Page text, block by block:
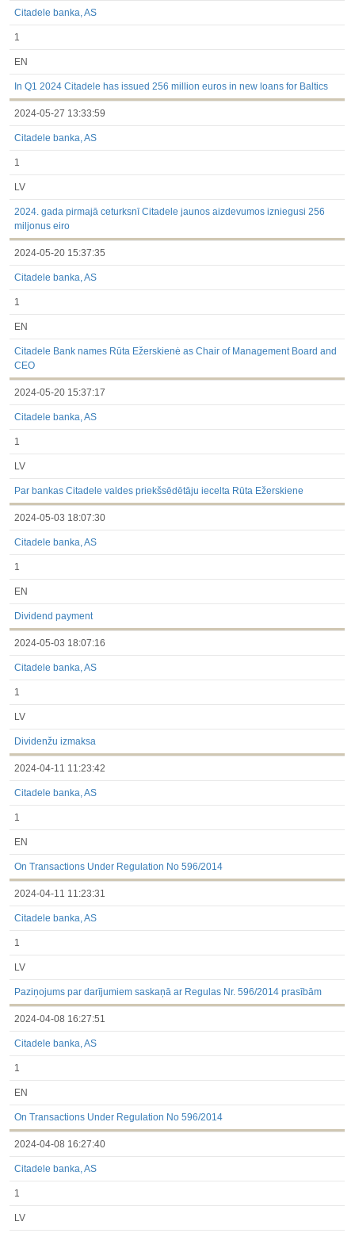
Citadele banka, AS
1
EN
In Q1 2024 Citadele has issued 256 million euros in new loans for Baltics
2024-05-27 13:33:59
Citadele banka, AS
1
LV
2024. gada pirmajā ceturksnī Citadele jaunos aizdevumos izniegusi 256
miljonus eiro
2024-05-20 15:37:35
Citadele banka, AS
1
EN
Citadele Bank names Rūta Ežerskienė as Chair of Management Board and
CEO
2024-05-20 15:37:17
Citadele banka, AS
1
LV
Par bankas Citadele valdes priekšsēdētāju iecelta Rūta Ežerskiene
2024-05-03 18:07:30
Citadele banka, AS
1
EN
Dividend payment
2024-05-03 18:07:16
Citadele banka, AS
1
LV
Dividenžu izmaksa
2024-04-11 11:23:42
Citadele banka, AS
1
EN
On Transactions Under Regulation No 596/2014
2024-04-11 11:23:31
Citadele banka, AS
1
LV
Paziņojums par darījumiem saskaņā ar Regulas Nr. 596/2014 prasībām
2024-04-08 16:27:51
Citadele banka, AS
1
EN
On Transactions Under Regulation No 596/2014
2024-04-08 16:27:40
Citadele banka, AS
1
LV